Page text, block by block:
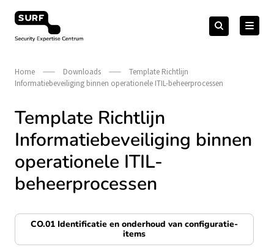
naar
Security Expertise Centrum – by SURF
Zoeken
naar:Zoeken
Home Downloads
Template Richtlijn
Informatiebeveiliging binnen operationele ITIL-beheerprocessen
Template Richtlijn
Informatiebeveiliging binnen
operationele ITIL-
beheerprocessen
CO.01 Identificatie en onderhoud van configuratie-
items